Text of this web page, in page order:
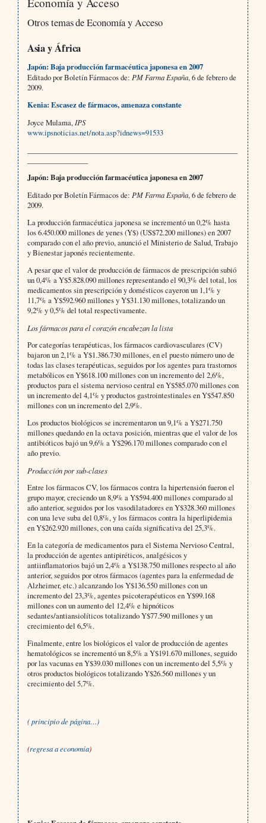
Otros temas de Economía y Acceso
Asia y África
Japón: Baja producción farmacéutica japonesa en 2007
Editado por Boletín Fármacos de: PM Farma España, 6 de febrero de
2009.
Kenia: Escasez de fármacos, amenaza constante
Joyce Mulama, IPS
www.ipsnoticias.net/nota.asp?idnews=91533
Japón: Baja producción farmacéutica japonesa en 2007
Editado por Boletín Fármacos de: PM Farma España, 6 de febrero de
2009.
La producción farmacéutica japonesa se incrementó un 0,2% hasta
los 6.450.000 millones de yenes (Y$) (US$72.200 millones) en 2007
comparado con el año previo, anunció el Ministerio de Salud, Trabajo
y Bienestar japonés recientemente.
A pesar que el valor de producción de fármacos de prescripción subió
un 0,4% a Y$5.828.090 millones representando el 90,3% del total, los
medicamentos sin prescripción y domésticos cayeron un 1,1% y
11,7% a Y$592.960 millones y Y$31.130 millones, totalizando un
9,2% y 0,5% del total respectivamente.
Los fármacos para el corazón encabezan la lista
Por categorías terapéuticas, los fármacos cardiovasculares (CV)
bajaron un 2,1% a Y$1.386.730 millones, en el puesto número uno de
todas las clases terapéuticas, seguidos por los agentes para trastornos
metabólicos en Y$618.100 millones con un incremento del 2,6%,
productos para el sistema nervioso central en Y$585.070 millones con
un incremento del 4,1% y productos gastrointestinales en Y$547.850
millones con un incremento del 2,9%.
Los productos biológicos se incrementaron un 9,1% a Y$271.750
millones quedando en la octava posición, mientras que el valor de los
antibióticos bajó un 9,6% a Y$296.170 millones comparado con el
año previo.
Producción por sub-clases
Entre los fármacos CV, los fármacos contra la hipertensión fueron el
grupo mayor, creciendo un 8,9% a Y$594.400 millones comparado al
año anterior, seguidos por los vasodilatadores en Y$328.360 millones
con una leve suba del 0,8%, y los fármacos contra la hiperlipidemia
en Y$262.920 millones, con una caída significativa del 25,3%.
En la categoría de medicamentos para el Sistema Nervioso Central,
la producción de agentes antipiréticos, analgésicos y
antiinflamatorios bajó un 2,4% a Y$138.750 millones respecto al año
anterior, seguidos por otros fármacos (agentes para la enfermedad de
Alzheimer, etc.) alcanzando los Y$136.550 millones con un
incremento del 23,3%, agentes psicoterapéuticos en Y$99.168
millones con un aumento del 12,4% e hipnóticos
sedantes/antiansiolíticos totalizando Y$77.590 millones y un
crecimiento del 6,5%.
Finalmente, entre los biológicos el valor de producción de agentes
hematológicos se incrementó un 8,5% a Y$191.670 millones, seguido
por las vacunas en Y$39.030 millones con un incremento del 5,5% y
otros productos biológicos totalizando Y$26.560 millones y un
crecimiento del 5,7%.
( principio de página…)
(regresa a economía)